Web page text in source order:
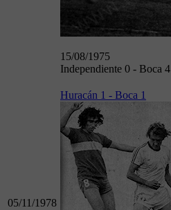
15/08/1975
Independiente 0 - Boca 4
05/11/1978
Huracán 1 - Boca 1